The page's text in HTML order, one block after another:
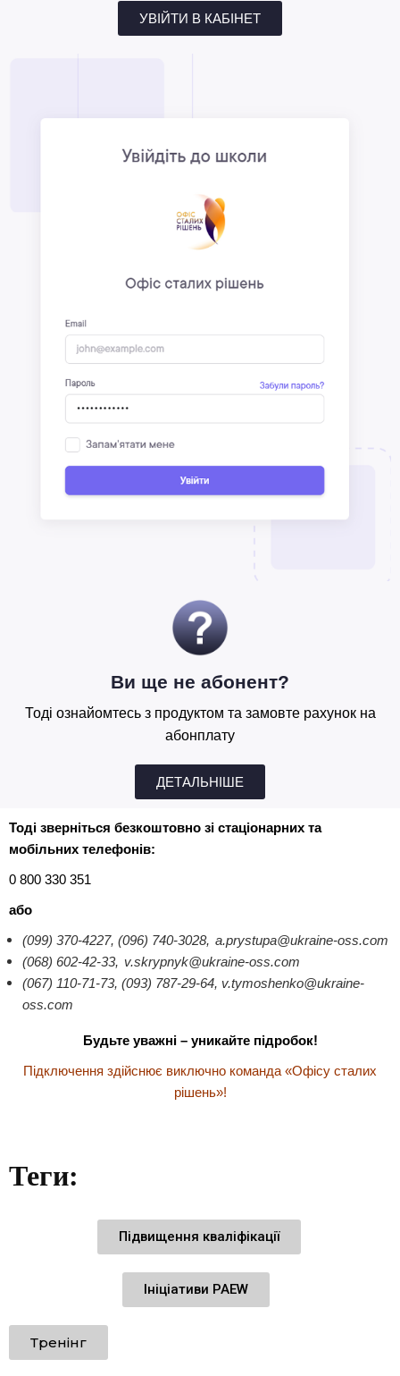
УВІЙТИ В КАБІНЕТ
Ви ще не абонент?
Тоді ознайомтесь з продуктом та замовте рахунок на
абонплату
ДЕТАЛЬНІШЕ
Тоді зверніться безкоштовно зі стаціонарних та
мобільних телефонів:
0 800 330 351
або
(099) 370-4227, (096) 740-3028, a.prystupa@ukraine-oss.com
(068) 602-42-33, v.skrypnyk@ukraine-oss.com
(067) 110-71-73, (093) 787-29-64, v.tymoshenko@ukraine-
oss.com
Будьте уважні – уникайте підробок!
Підключення здійснює виключно команда «Офісу сталих
рішень»!
Теги:
Підвищення кваліфікації
Ініціативи PAEW
Тренінг